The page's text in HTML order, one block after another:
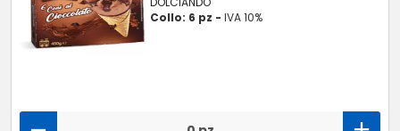
Collo: 6 pz -IVA 10%